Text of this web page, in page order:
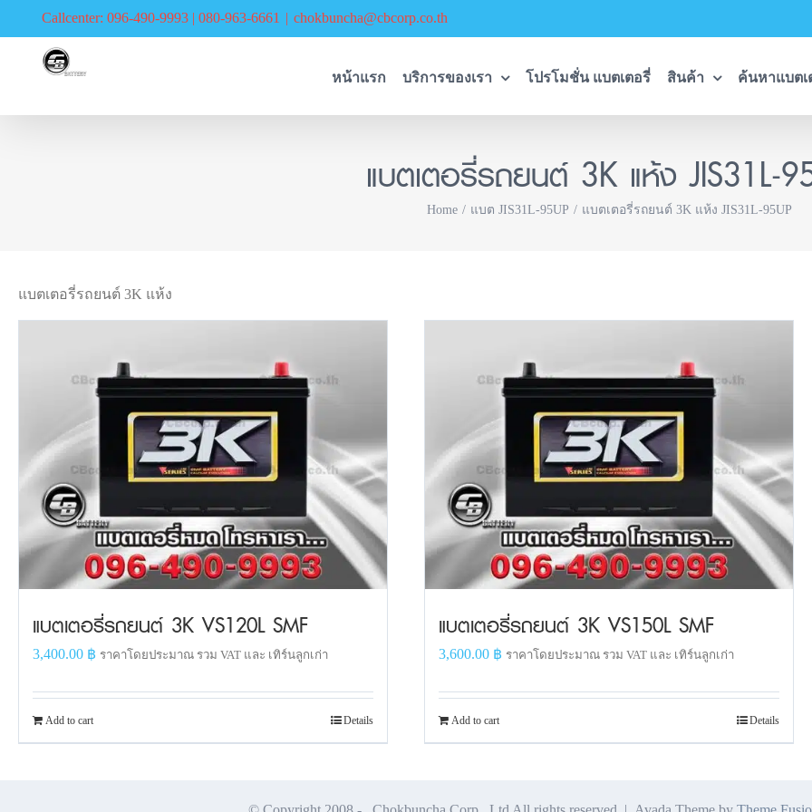
Callcenter: 096-490-9993 | 080-963-6661 | chokbuncha@cbcorp.co.th
หน้าแรก บริการของเรา โปรโมชั่น แบตเตอรี่ สินค้า ค้นหาแบต
แบตเตอรี่รถยนต์ 3K แห้ง JIS31L-
Home แบต JIS31L-95UP แบตเตอรี่รถยนต์ 3K แห้ง JIS31L-95UP
แบตเตอรี่รถยนต์ 3K แห้ง
แบตเตอรี่รถยนต์ 3K VS120L SMF
3,400.00 ฿ ราคาโดยประมาณ รวม VAT และ เทิร์นลูกเก่า
Add to cart Details
แบตเตอรี่รถยนต์ 3K VS150L SMF
3,600.00 ฿ ราคาโดยประมาณ รวม VAT และ เทิร์นลูกเก่า
Add to cart Details